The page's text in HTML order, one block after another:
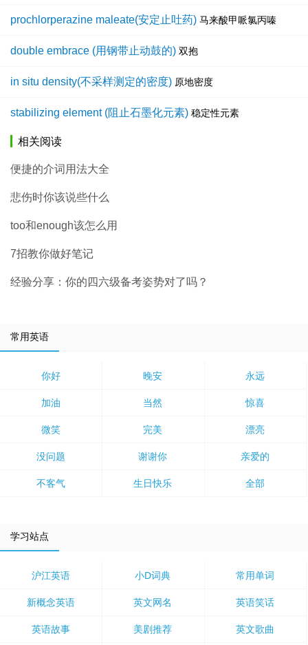
prochlorperazine maleate(安定止吐药) 马来酸甲哌氯丙嗪
double embrace (用钢带止动鼓的) 双抱
in situ density(不采样测定的密度) 原地密度
stabilizing element (阻止石墨化元素) 稳定性元素
相关阅读
便捷的介词用法大全
悲伤时你该说些什么
too和enough该怎么用
7招教你做好笔记
经验分享：你的四六级备考姿势对了吗？
常用英语
你好 晚安 永远
加油 当然 惊喜
微笑 完美 漂亮
没问题 谢谢你 亲爱的
不客气 生日快乐 全部
学习站点
沪江英语 小D词典 常用单词
新概念英语 英文网名 英语笑话
英语故事 美剧推荐 英文歌曲